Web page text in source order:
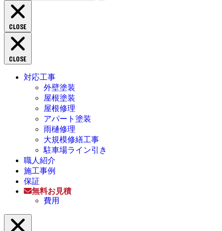
索:
CLOSE
CLOSE
対応工事
外壁塗装
屋根塗装
屋根修理
アパート塗装
雨樋修理
大規模修繕工事
駐車場ライン引き
職人紹介
施工事例
保証
無料お見積
費用